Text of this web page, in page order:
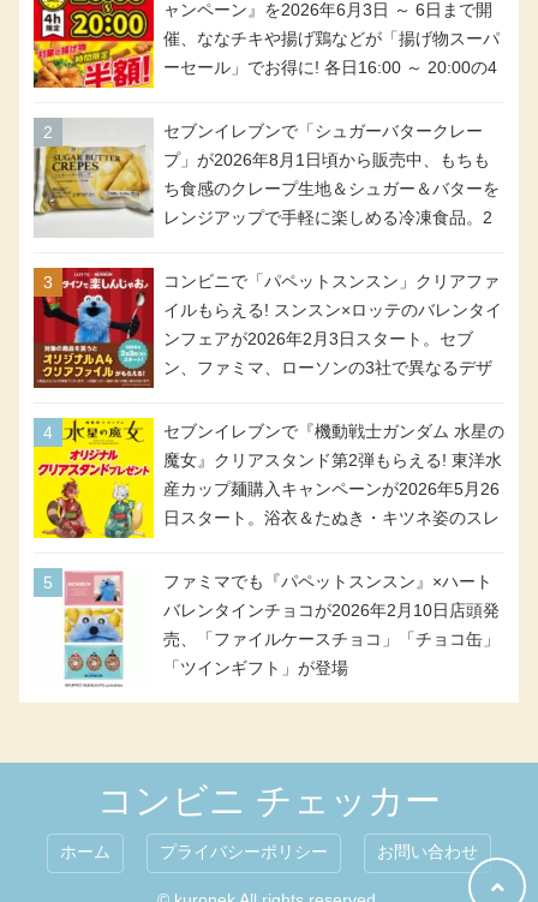
ャンペーン』を2026年6月3日 ～ 6日まで開
催、ななチキや揚げ鶏などが「揚げ物スーパ
ーセール」でお得に! 各日16:00 ～ 20:00の4
アメリカンドッグが税抜き69円!
セブンイレブンで「シュガーバタークレー
プ」が2026年8月1日頃から販売中、もちも
ち食感のクレープ生地＆シュガー＆バターを
レンジアップで手軽に楽しめる冷凍食品。2
コンビニで「パペットスンスン」クリアファ
イルもらえる! スンスン×ロッテのバレンタイ
ンフェアが2026年2月3日スタート。セブ
ン、ファミマ、ローソンの3社で異なるデザ
セブンイレブンで『機動戦士ガンダム 水星の
魔女』クリアスタンド第2弾もらえる! 東洋水
産カップ麺購入キャンペーンが2026年5月26
日スタート。浴衣＆たぬき・キツネ姿のスレ
号・5号) / シャディクが全6種のクリアスタ
ンドになって登場!
ファミマでも『パペットスンスン』×ハート
バレンタインチョコが2026年2月10日店頭発
売、「ファイルケースチョコ」「チョコ缶」
「ツインギフト」が登場
コンビニ チェッカー
ホーム プライバシーポリシー お問い合わせ